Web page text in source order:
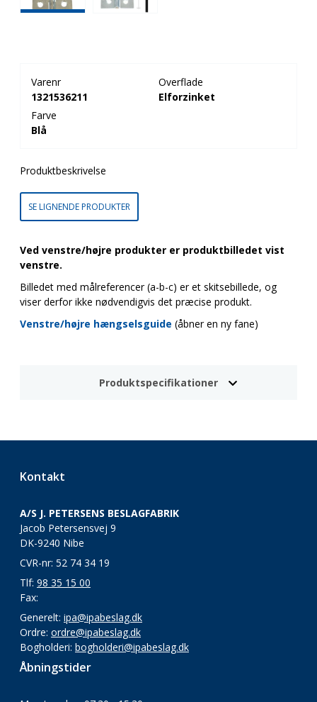
Varenr
1321536211
Overflade
Elforzinket
Farve
Blå
Produktbeskrivelse
SE LIGNENDE PRODUKTER
Ved venstre/højre produkter er produktbilledet vist
venstre.
Billedet med målreferencer (a-b-c) er et skitsebillede, og
viser derfor ikke nødvendigvis det præcise produkt.
Venstre/højre hængselsguide (åbner en ny fane)
Produktspecifikationer
Kontakt
A/S J. PETERSENS BESLAGFABRIK
Jacob Petersensvej 9
DK-9240 Nibe
CVR-nr: 52 74 34 19
Tlf: 98 35 15 00
Fax:
Generelt: ipa@ipabeslag.dk
Ordre: ordre@ipabeslag.dk
Bogholderi: bogholderi@ipabeslag.dk
Åbningstider